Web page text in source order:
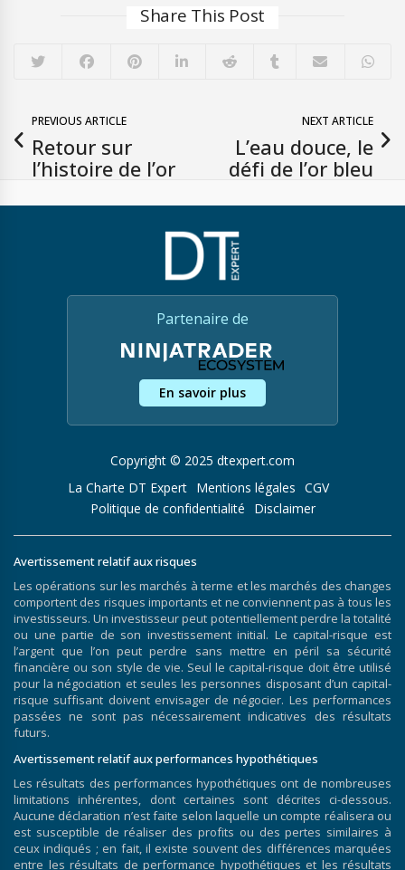
Share This Post
PREVIOUS ARTICLE
Retour sur
l’histoire de l’or
NEXT ARTICLE
L’eau douce, le
défi de l’or bleu
Partenaire de
En savoir plus
Copyright © 2025 dtexpert.com
La Charte DT Expert
Mentions légales CGV
Politique de confidentialité
Disclaimer
Avertissement relatif aux risques
Les opérations sur les marchés à terme et les marchés des changes
comportent des risques importants et ne conviennent pas à tous les
investisseurs. Un investisseur peut potentiellement perdre la totalité
ou une partie de son investissement initial. Le capital-risque est
l’argent que l’on peut perdre sans mettre en péril sa sécurité
financière ou son style de vie. Seul le capital-risque doit être utilisé
pour la négociation et seules les personnes disposant d’un capital-
risque suffisant doivent envisager de négocier. Les performances
passées ne sont pas nécessairement indicatives des résultats
futurs.
Avertissement relatif aux performances hypothétiques
Les résultats des performances hypothétiques ont de nombreuses
limitations inhérentes, dont certaines sont décrites ci-dessous.
Aucune déclaration n’est faite selon laquelle un compte réalisera ou
est susceptible de réaliser des profits ou des pertes similaires à
ceux indiqués ; en fait, il existe souvent des différences marquées
entre les résultats de performance hypothétiques et les résultats